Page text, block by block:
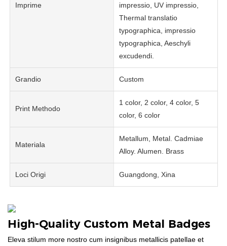
Imprime
impressio, UV impressio,
Thermal translatio
typographica, impressio
typographica, Aeschyli
excudendi.
Grandio Custom
Print Methodo
1 color, 2 color, 4 color, 5
color, 6 color
Materiala
Metallum, Metal. Cadmiae
Alloy. Alumen. Brass
Loci Origi Guangdong, Xina
High-Quality Custom Metal Badges
Eleva stilum more nostro cum insignibus metallicis patellae et